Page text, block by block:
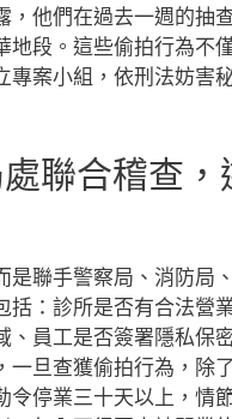
他們在過去一週的抽
段。這些偷拍行為不
案小組，依刑法妨害
聯合稽查
聯手警察局、消防局
：診所是否有合法營
員工是否簽署隱私保
旦查獲偷拍行為，除
停業三十天以上，情